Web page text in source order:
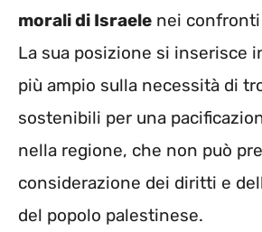
morali di Israele nei
La sua posizione si inserisce
più ampio sulla necessità di
sostenibili per una
nella regione, che non può
considerazione dei diritti e
del popolo palestinese.